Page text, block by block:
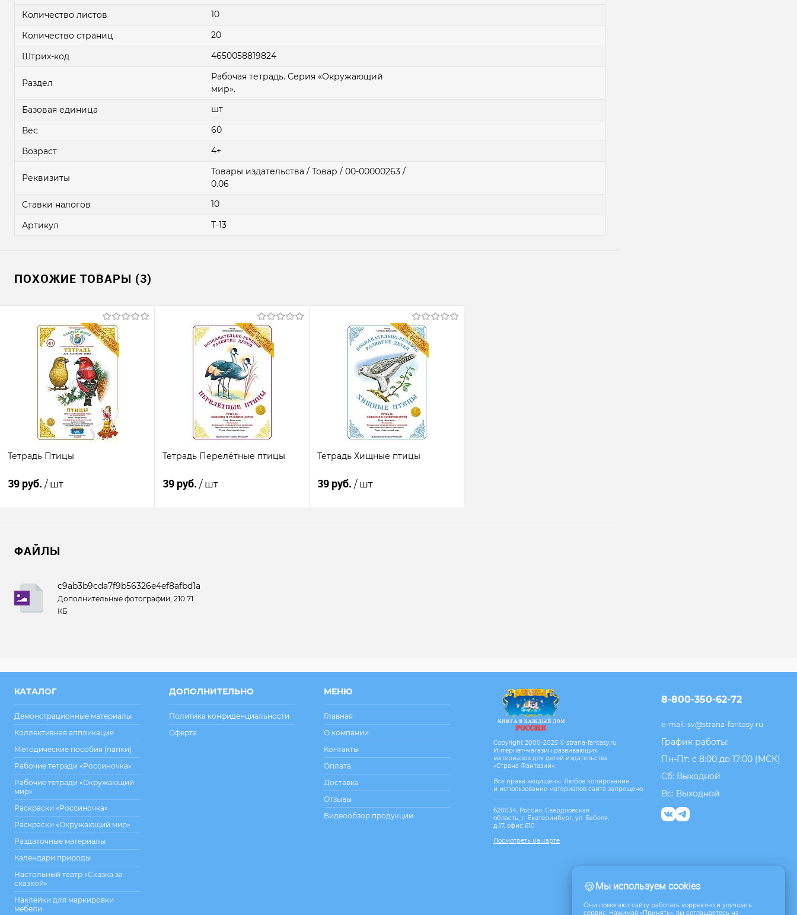
Количество листов
10
Количество страниц
20
Штрих-код
4650058819824
Раздел
Рабочая тетрадь. Серия «Окружающий
мир».
Базовая единица
шт
Вес
60
Возраст
4+
Реквизиты
Товары издательства / Товар / 00-00000263 /
0.06
Ставки налогов
10
Артикул
Т-13
ПОХОЖИЕ ТОВАРЫ (3)
Тетрадь Птицы
39 руб. / шт
Купить в 1
В избранное
В наличии
Тетрадь Перелётные птицы
39 руб. / шт
В избранное
Тетрадь Хищные птицы
39 руб. / шт
ФАЙЛЫ
c9ab3b9cda7f9b56326e4ef8afbd1ab6.png
Дополнительные фотографии, 210.71
КБ
КАТАЛОГ
Демонстрационные материалы
Коллективная аппликация
Методические пособия (папки)
Рабочие тетради «Россиночка»
Рабочие тетради «Окружающий
мир»
Раскраски «Россиночка»
Раскраски «Окружающий мир»
Раздаточные материалы
Календари природы
Настольный театр «Сказка за
сказкой»
Наклейки для маркировки
мебели
ДОПОЛНИТЕЛЬНО
Политика конфиденциальности
Оферта
МЕНЮ
Главная
О компании
Контакты
Оплата
Доставка
Отзывы
Видеообзор продукции
Copyright 2000-2025 © strana-fantasy.ru
Интернет-магазин развивающих
материалов для детей издательства
«Страна Фантазий».
Все права защищены. Любое копирование
и использование материалов сайта запрещено.
620034, Россия, Свердловская
область, г. Екатеринбург, ул. Бебеля,
д.17, офис 610
Посмотреть на карте
🍪Мы используем cookies
Они помогают сайту работать корректно и улучшать
сервис. Нажимая «Принять», вы соглашаетесь на
8-800-350-62-72
e-mail: sv@strana-fantasy.ru
График работы:
Пн-Пт: с 8:00 до 17:00 (МСК)
Сб: Выходной
Вс: Выходной